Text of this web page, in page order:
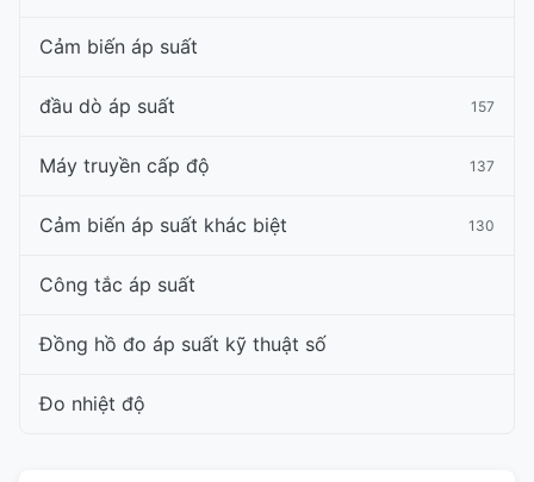
Cảm biến áp suất
đầu dò áp suất 157
Máy truyền cấp độ 137
Cảm biến áp suất khác biệt 130
Công tắc áp suất
Đồng hồ đo áp suất kỹ thuật số
Đo nhiệt độ